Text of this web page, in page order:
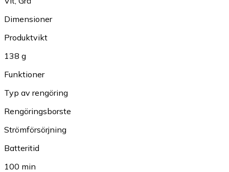
Dimensioner
Produktvikt
138 g
Funktioner
Typ av rengöring
Rengöringsborste
Strömförsörjning
Batteritid
100 min